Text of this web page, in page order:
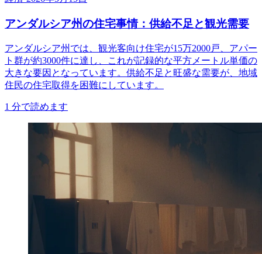
アンダルシア州の住宅事情：供給不足と観光需要
アンダルシア州では、観光客向け住宅が15万2000戸、アパー
ト群が約3000件に達し、これが記録的な平方メートル単価の
大きな要因となっています。供給不足と旺盛な需要が、地域
住民の住宅取得を困難にしています。
1 分で読めます